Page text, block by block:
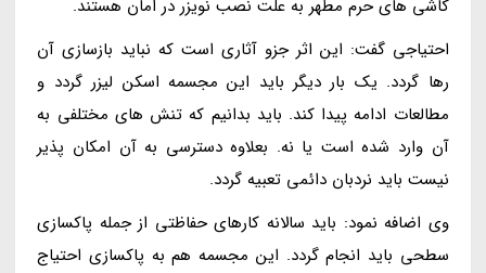
کاشی های حرم مطهر به علت نصب نویزر در امان هستند.
احتیاجی گفت: این اثر جزو آثاری است که نباید بازسازی آن
رها گردد. یک بار دیگر باید این مجسمه اسکن لیزر گردد و
مطالعات ادامه پیدا کند. باید بدانیم که تنش های مختلفی به
آن وارد شده است یا نه. بعلاوه دسترسی به آن امکان پذیر
نیست باید نردبان دائمی تعبیه گردد.
وی اضافه نمود: باید سالانه کارهای حفاظتی از جمله پاکسازی
سطحی باید انجام گردد. این مجسمه هم به پاکسازی احتیاج